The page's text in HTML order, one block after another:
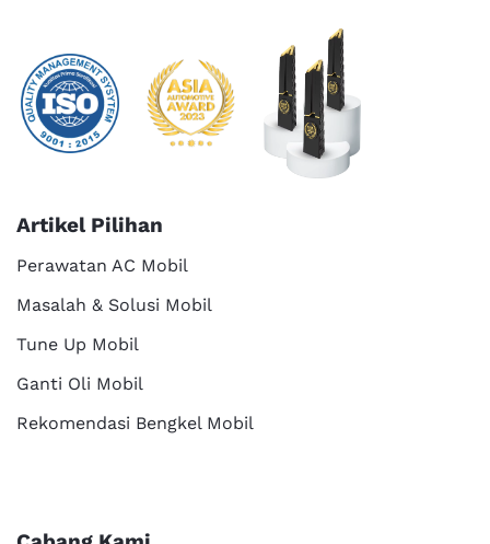
Artikel Pilihan
Perawatan AC Mobil
Masalah & Solusi Mobil
Tune Up Mobil
Ganti Oli Mobil
Rekomendasi Bengkel Mobil